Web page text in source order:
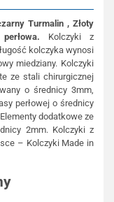
Turmalin , Złoty
Kolczyki z
kolczyka wynosi
miedziany. Kolczyki
ze stali chirurgicznej
o średnicy 3mm,
perłowej o średnicy
dodatkowe ze
2mm. Kolczyki z
– Kolczyki Made in